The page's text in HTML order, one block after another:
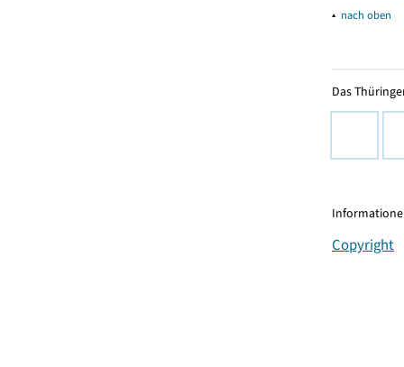
▴ nach oben
Das
Copyright